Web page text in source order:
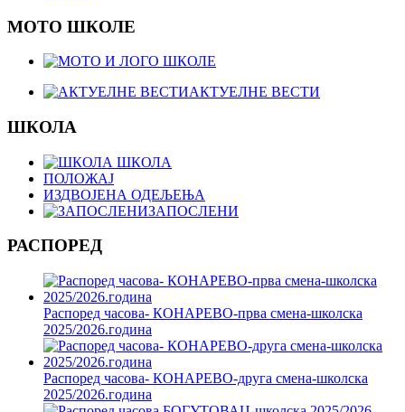
МОТО ШКОЛЕ
АКТУЕЛНЕ ВЕСТИ
ШКОЛА
ШКОЛА
ПОЛОЖАЈ
ИЗДВОЈЕНА ОДЕЉЕЊА
ЗАПОСЛЕНИ
РАСПОРЕД
Распоред часова- КОНАРЕВО-прва смена-школска
2025/2026.година
Распоред часова- КОНАРЕВО-друга смена-школска
2025/2026.година